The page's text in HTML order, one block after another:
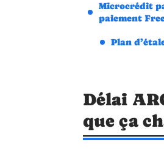
Microcrédit
paiement
Plan
Délai
que ça